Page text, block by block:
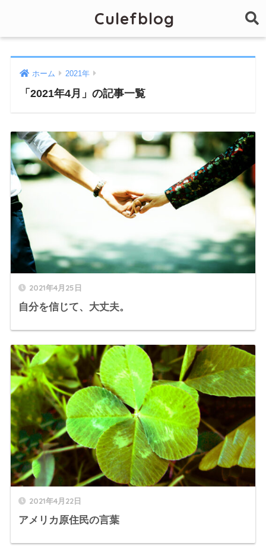
Culefblog
ホーム 2021年
「2021年4月」の記事一覧
2021年4月25日
自分を信じて、大丈夫。
2021年4月22日
アメリカ原住民の言葉